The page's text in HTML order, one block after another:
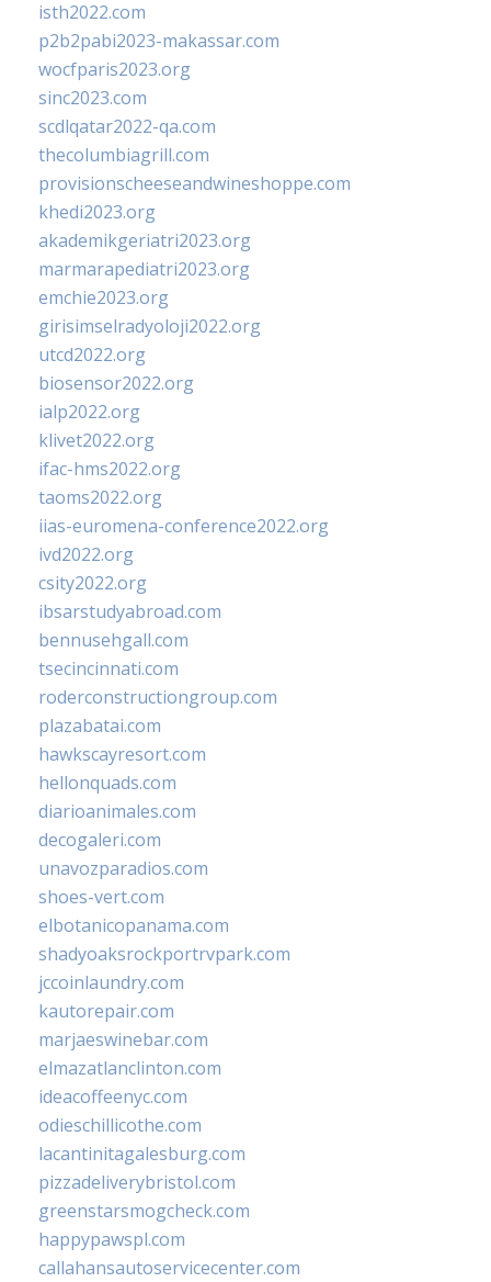
isth2022.com
p2b2pabi2023-makassar.com
wocfparis2023.org
sinc2023.com
scdlqatar2022-qa.com
thecolumbiagrill.com
provisionscheeseandwineshoppe.com
khedi2023.org
akademikgeriatri2023.org
marmarapediatri2023.org
emchie2023.org
girisimselradyoloji2022.org
utcd2022.org
biosensor2022.org
ialp2022.org
klivet2022.org
ifac-hms2022.org
taoms2022.org
iias-euromena-conference2022.org
ivd2022.org
csity2022.org
ibsarstudyabroad.com
bennusehgall.com
tsecincinnati.com
roderconstructiongroup.com
plazabatai.com
hawkscayresort.com
hellonquads.com
diarioanimales.com
decogaleri.com
unavozparadios.com
shoes-vert.com
elbotanicopanama.com
shadyoaksrockportrvpark.com
jccoinlaundry.com
kautorepair.com
marjaeswinebar.com
elmazatlanclinton.com
ideacoffeenyc.com
odieschillicothe.com
lacantinitagalesburg.com
pizzadeliverybristol.com
greenstarsmogcheck.com
happypawspl.com
callahansautoservicecenter.com